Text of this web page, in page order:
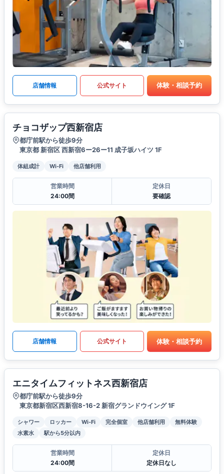
店舗情報 公式サイト 体験・相談予約
チョコザップ西新宿店
都庁前駅から徒歩9分
東京都 新宿区 西新宿6ー26ー11 成子坂ハイツ 1F
体組成計 Wi-Fi 他店舗利用
営業時間
24:00間
定休日
要確認
店舗情報 公式サイト 体験・相談予約
エニタイムフィットネス西新宿店
都庁前駅から徒歩9分
東京都新宿区西新宿8-16-2 新宿グランドウイング 1F
シャワー ロッカー Wi-Fi 完全個室 他店舗利用
無料体験
水素水
駅から5分以内
営業時間
24:00間
定休日
定休日なし